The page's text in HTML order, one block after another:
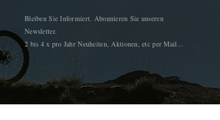
Bleiben Sie Informiert. Abonnieren Sie unseren
Newsletter.
2 bis 4 x pro Jahr Neuheiten, Aktionen, etc per Mail...